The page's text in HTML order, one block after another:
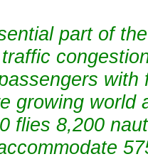
part of
growing world
flies 8,200